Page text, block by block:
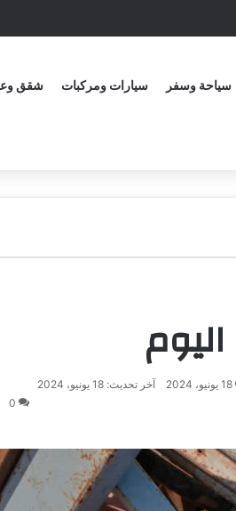
سياحة وسفر سيارات ومركبات شقق
18 يونيو، 2024
آخر تحديث: 18 يونيو، 2024
0